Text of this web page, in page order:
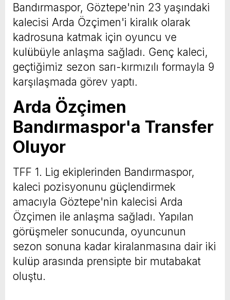
Bandırmaspor, Göztepe'nin 23 yaşındaki
kalecisi Arda Özçimen'i kiralık olarak
kadrosuna katmak için oyuncu ve
kulübüyle anlaşma sağladı. Genç kaleci,
geçtiğimiz sezon sarı-kırmızılı formayla 9
karşılaşmada görev yaptı.
Arda Özçimen
Bandırmaspor'a Transfer
Oluyor
TFF 1. Lig ekiplerinden Bandırmaspor,
kaleci pozisyonunu güçlendirmek
amacıyla Göztepe'nin kalecisi Arda
Özçimen ile anlaşma sağladı. Yapılan
görüşmeler sonucunda, oyuncunun
sezon sonuna kadar kiralanmasına dair iki
kulüp arasında prensipte bir mutabakat
oluştu.